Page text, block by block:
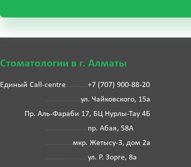
Стоматологии в г. Алматы
Единый Call-centre
+7 (707) 900-88-20
ул. Чайковского, 15а
Пр. Аль-Фараби 17, БЦ Нурлы-Тау 4Б
пр. Абая, 58А
мкр. Жетысу-3, дом 2а
ул. Р. Зорге, 8а